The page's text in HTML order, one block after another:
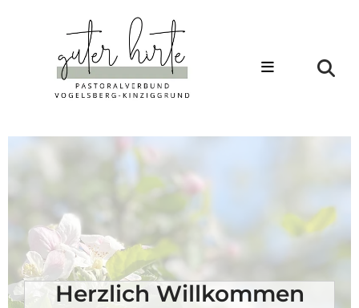
Herzlich Willkommen